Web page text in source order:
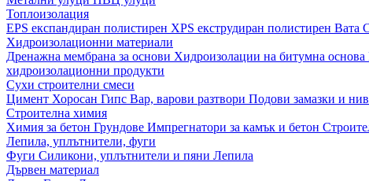
Топлоизолация
EPS експандиран полистирен XPS екструдиран полистирен Вата
Хидроизолационни материали
Дренажна мембрана за основи Хидроизолации на битумна основа
хидроизолационни продукти
Сухи строителни смеси
Цимент Хоросан Гипс Вар, варови разтвори Подови замазки и
Строителна химия
Химия за бетон Грундове Импрегнатори за камък и бетон
Лепила, уплътнители, фуги
Фуги Силикони, уплътнители и пяни Лепила
Дървен материал